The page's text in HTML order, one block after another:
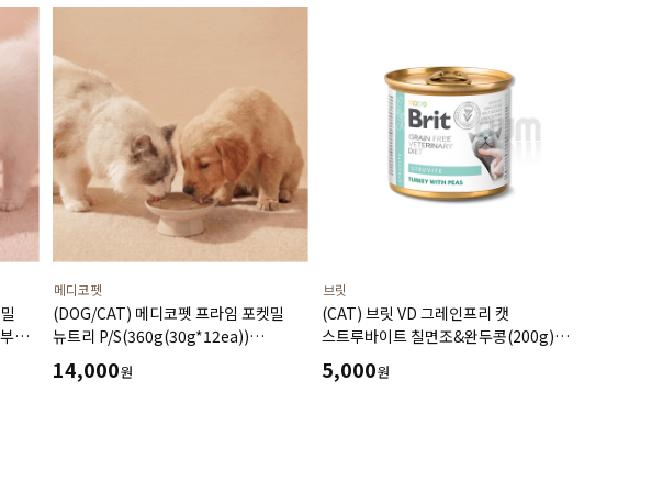
메디코펫
(DOG/CAT) 메디코펫 프라임 포켓밀
뉴트리 P/S(360g(30g*12ea))
복약지도에 도움주는 가수분해 오리
처방캔
14,000원
브릿
(CAT) 브릿 VD 그레인프리 캣
스트루바이트 칠면조&완두콩(200g)
스트레스완화 스트루바이트용해
칼슘옥살레이트감소에 도움
5,000원